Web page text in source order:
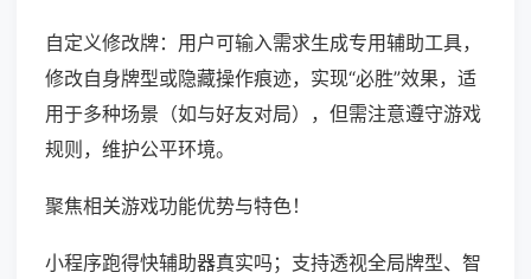
自定义修改牌：用户可输入需求生成专用辅助工具，
修改自身牌型或隐藏操作痕迹，实现“必胜”效果，适
用于多种场景（如与好友对局），但需注意遵守游戏
规则，维护公平环境。
聚焦相关游戏功能优势与特色！
小程序跑得快辅助器真实吗；支持透视全局牌型、智